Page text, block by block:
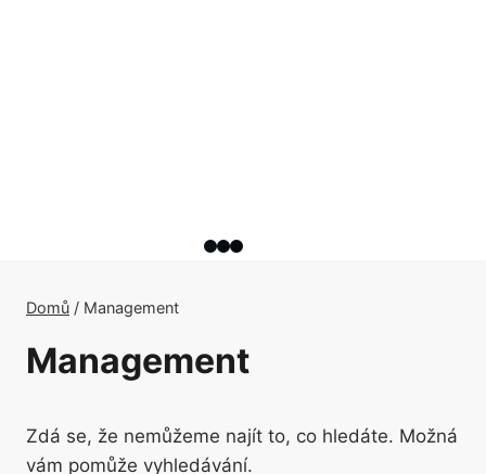
Domů / Management
Management
Zdá se, že nemůžeme najít to, co hledáte. Možná
vám pomůže vyhledávání.